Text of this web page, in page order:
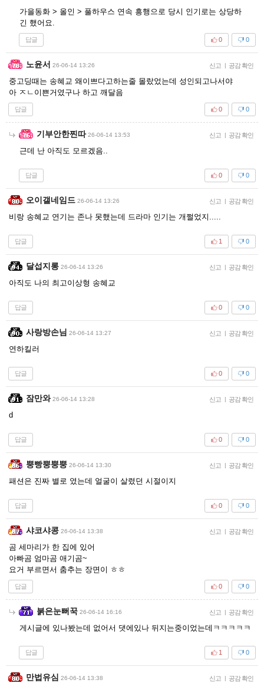
가을동화 > 올인 > 풀하우스 연속 흥행으로 당시 인기로는 상당하
긴 했어요.
답글 0
0
노윤서 26-06-14 13:26 신고 | 공감 확인
중고딩때는 송혜교 왜이쁘다고하는줄 몰랐었는데 성인되고나서야
아 ㅈㄴ이쁜거였구나 하고 깨달음
답글 0
0
기부안한찐따 26-06-14 13:53 신고 | 공감 확인
근데 난 아직도 모르겠음..
답글 0
0
오이갤네임드 26-06-14 13:26 신고 | 공감 확인
비랑 송혜교 연기는 존나 못했는데 드라마 인기는 개쩔었지.....
답글 0
1
달섭지롱 26-06-14 13:26 신고 | 공감 확인
아직도 나의 최고이상형 송혜교
답글 0
0
사랑방손님 26-06-14 13:27 신고 | 공감 확인
연하킬러
답글 0
0
잠만와 26-06-14 13:28 신고 | 공감 확인
d
답글 0
0
뿡빵뿡뿡뿡 26-06-14 13:30 신고 | 공감 확인
패션은 진짜 별로 였는데 얼굴이 살렸던 시절이지
답글 0
0
샤코샤콩 26-06-14 13:38 신고 | 공감 확인
곰 세마리가 한 집에 있어
아빠곰 엄마곰 애기곰~
요거 부르면서 춤추는 장면이 ㅎㅎ
답글 0
0
붉은눈뻐꾹 26-06-14 16:16 신고 | 공감 확인
게시글에 있나봤는데 없어서 댓에있나 뒤지는중이었는데ㅋㅋㅋㅋㅋ
답글 0
1
만법유심 26-06-14 13:38 신고 | 공감 확인